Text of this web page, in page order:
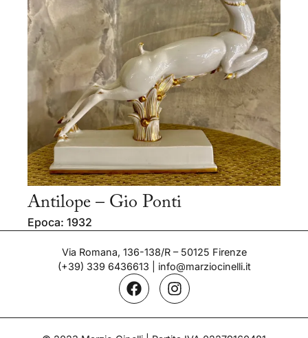
Antilope – Gio Ponti
Epoca: 1932
Via Romana, 136-138/R – 50125 Firenze
(+39) 339 6436613
info@marziocinelli.it